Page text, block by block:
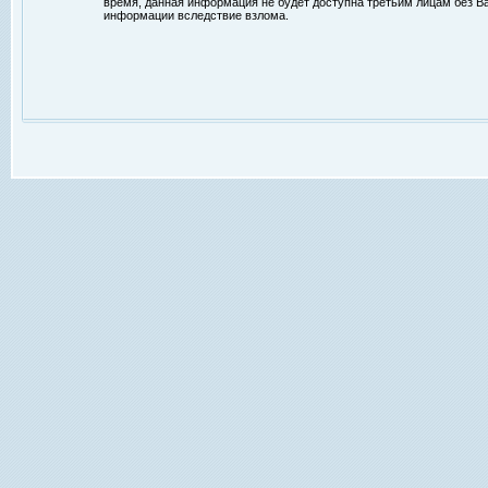
информации вследствие взлома.